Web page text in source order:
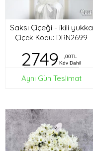
Saksı Çiçeği - ikili yukka
Çiçek Kodu: DRN2699
2749
,00TL
Kdv Dahil
Aynı Gün Teslimat